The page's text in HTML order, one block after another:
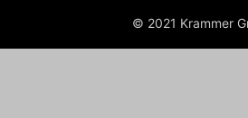
© 2021 Krammer